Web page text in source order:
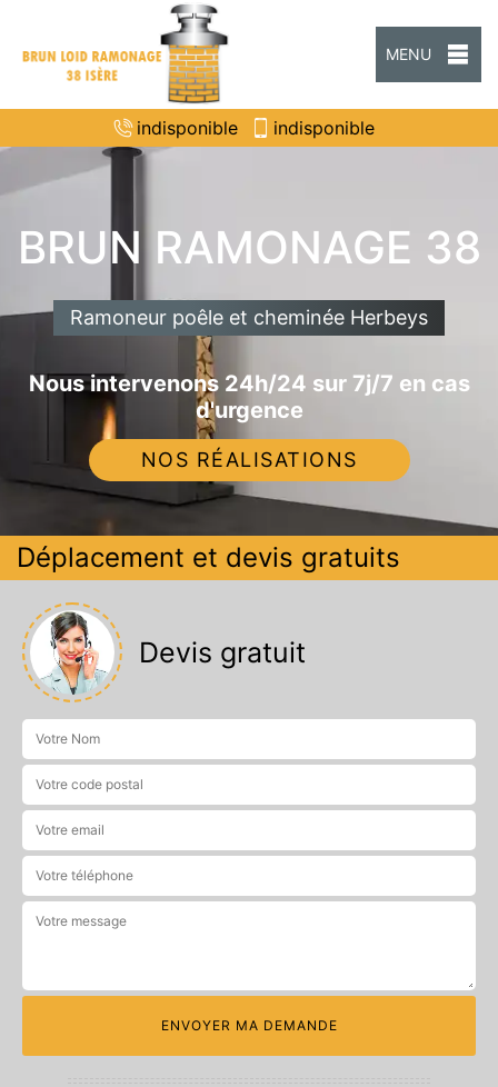
MENU
indisponible indisponible
BRUN RAMONAGE 38
Ramoneur poêle et cheminée Herbeys
Nous intervenons 24h/24 sur 7j/7 en cas
d'urgence
NOS RÉALISATIONS
Déplacement et devis gratuits
Devis gratuit